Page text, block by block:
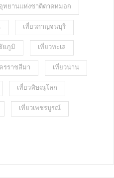
อุทยานแห่งชาติตาดหมอก
เที่ยวกาญจนบุรี
ยภูมิ เที่ยวทะเล
รราชสีมา เที่ยวน่าน
เที่ยวพิษณุโลก
เที่ยวเพชรบูรณ์